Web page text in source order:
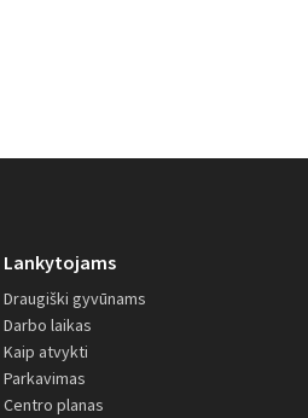
Lankytojams
Draugiški gyvūnams
Darbo laikas
Kaip atvykti
Parkavimas
Centro planas